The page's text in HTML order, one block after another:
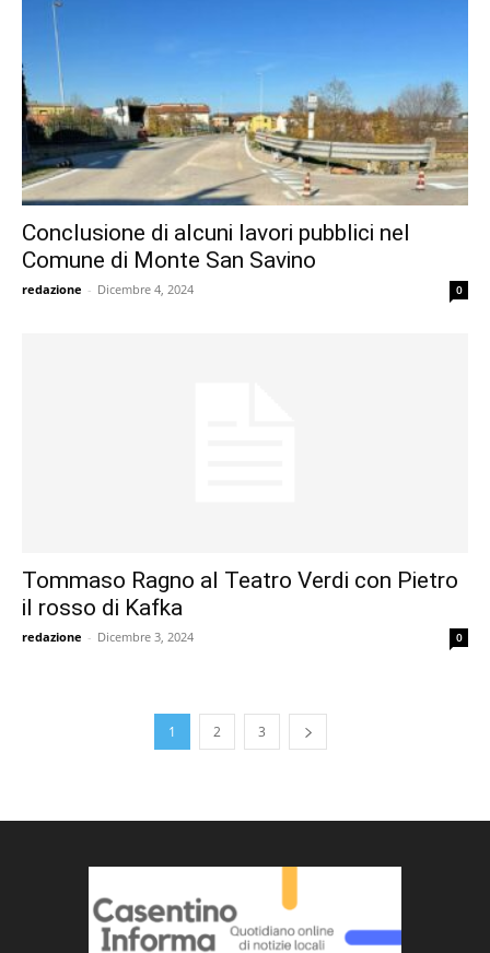
Conclusione di alcuni lavori pubblici nel
Comune di Monte San Savino
redazione - Dicembre 4, 2024 0
Tommaso Ragno al Teatro Verdi con Pietro
il rosso di Kafka
redazione - Dicembre 3, 2024 0
1 2 3